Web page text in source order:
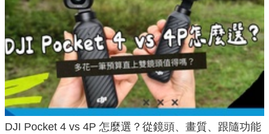
DJI Pocket 4 vs 4P 怎麼選？從鏡頭、畫質、跟隨功能